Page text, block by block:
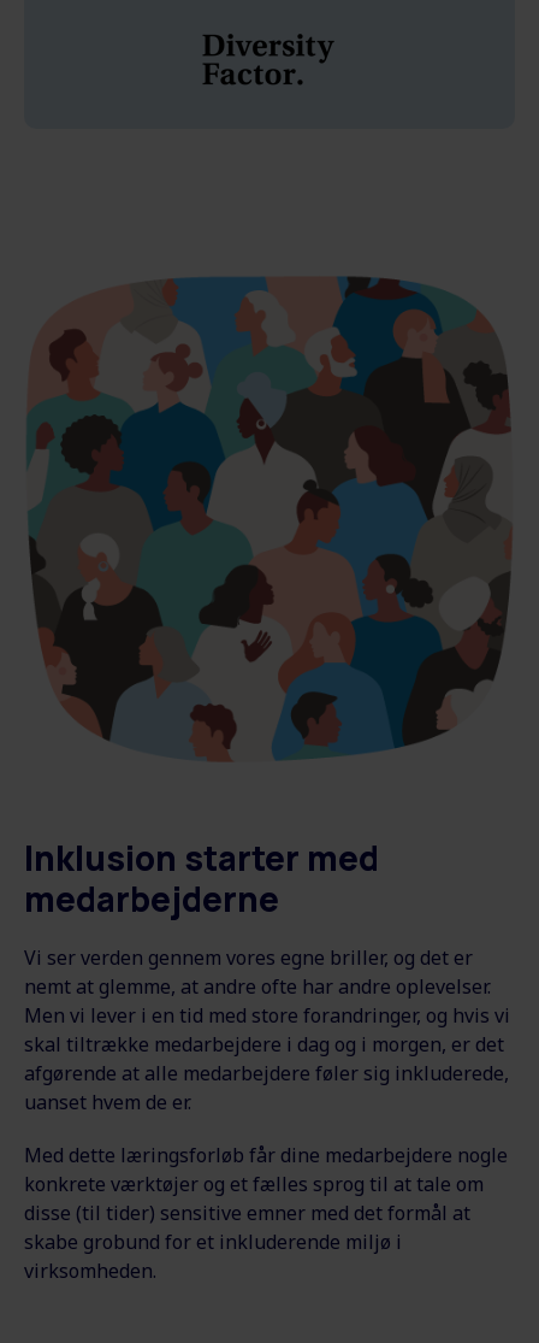
Inklusion starter med
medarbejderne
Vi ser verden gennem vores egne briller, og det er
nemt at glemme, at andre ofte har andre oplevelser.
Men vi lever i en tid med store forandringer, og hvis vi
skal tiltrække medarbejdere i dag og i morgen, er det
afgørende at alle medarbejdere føler sig inkluderede,
uanset hvem de er.
Med dette læringsforløb får dine medarbejdere nogle
konkrete værktøjer og et fælles sprog til at tale om
disse (til tider) sensitive emner med det formål at
skabe grobund for et inkluderende miljø i
virksomheden.